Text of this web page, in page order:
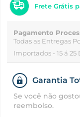
Frete Grátis
Pagamento
Todas as Entregas
Importados - 15 á 25
Garantia
Se você não
reembolso.